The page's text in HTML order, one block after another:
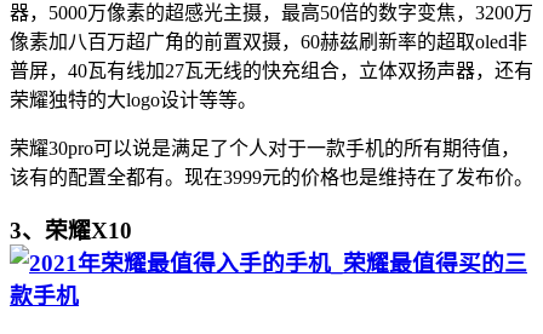
器，5000万像素的超感光主摄，最高50倍的数字变焦，3200万
像素加八百万超广角的前置双摄，60赫兹刷新率的超取oled非
普屏，40瓦有线加27瓦无线的快充组合，立体双扬声器，还有
荣耀独特的大logo设计等等。
荣耀30pro可以说是满足了个人对于一款手机的所有期待值，
该有的配置全都有。现在3999元的价格也是维持在了发布价。
3、荣耀X10